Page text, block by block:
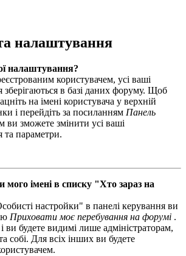
налаштування
налаштування?
користувачем, усі ваші
зберігаються в базі даних форуму. Щоб
на імені користувача у верхній
і перейдіть за посиланням Панель
ви зможете змінити усі ваші
та параметри.
імені в списку "Хто зараз на
настройки" в панелі керування ви
Приховати моє перебування на форумі .
ви будете видимі лише адміністраторам,
собі. Для всіх інших ви будете